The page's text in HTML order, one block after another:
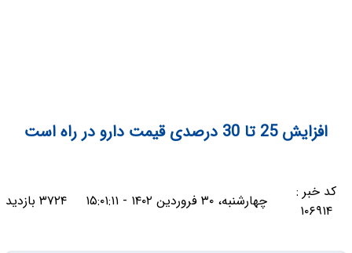
افزایش 25 تا 30 درصدی قیمت دارو در راه است
کد خبر :
۱۰۶۹۱۴
چهارشنبه، ۳۰ فروردین ۱۴۰۲ - ۱۵:۰۱:۱۱ ۳۷۲۴ بازدید